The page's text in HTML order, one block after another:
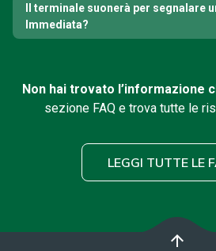
Il terminale suonerà per segnalare
Immediata?
Non hai trovato l’informazione
sezione FAQ e trova tutte le
LEGGI TUTTE LE
arrow_upward